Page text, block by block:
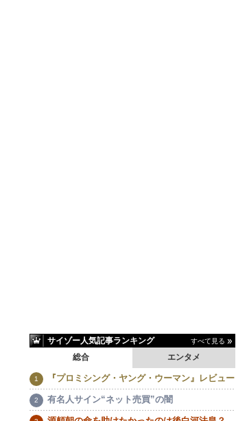
サイゾー人気記事ランキング すべて見る
エンタメ
総合
『プロミシング・ヤング・ウーマン』レビュー
有名人サイン“ネット売買”の闇